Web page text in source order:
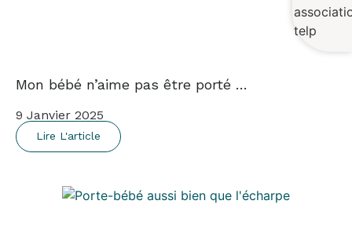
Mon bébé n’aime pas être porté …
9 Janvier 2025
Lire L'article